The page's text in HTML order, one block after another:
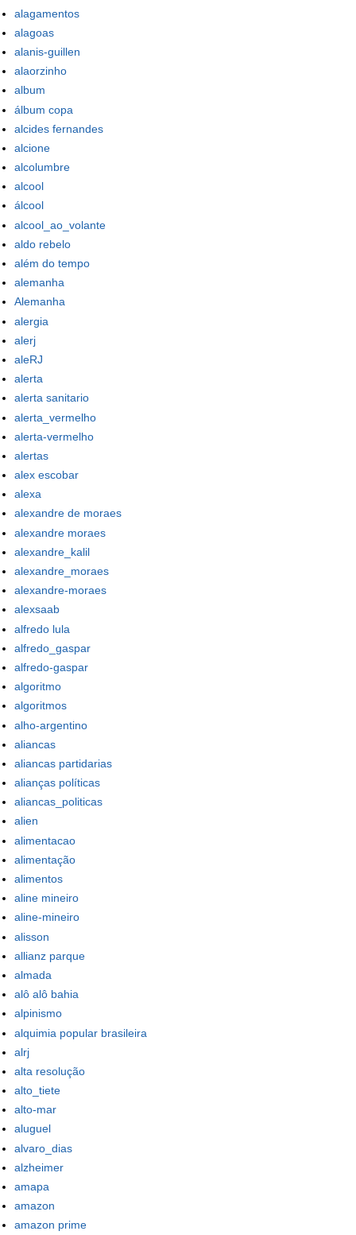
alagamentos
alagoas
alanis-guillen
alaorzinho
album
álbum copa
alcides fernandes
alcione
alcolumbre
alcool
álcool
alcool_ao_volante
aldo rebelo
além do tempo
alemanha
Alemanha
alergia
alerj
aleRJ
alerta
alerta sanitario
alerta_vermelho
alerta-vermelho
alertas
alex escobar
alexa
alexandre de moraes
alexandre moraes
alexandre_kalil
alexandre_moraes
alexandre-moraes
alexsaab
alfredo lula
alfredo_gaspar
alfredo-gaspar
algoritmo
algoritmos
alho-argentino
aliancas
aliancas partidarias
alianças políticas
aliancas_politicas
alien
alimentacao
alimentação
alimentos
aline mineiro
aline-mineiro
alisson
allianz parque
almada
alô alô bahia
alpinismo
alquimia popular brasileira
alrj
alta resolução
alto_tiete
alto-mar
aluguel
alvaro_dias
alzheimer
amapa
amazon
amazon prime